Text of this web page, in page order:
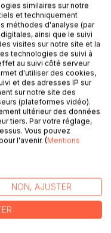
à la défaite de
est
les prussiens
le siège. C'est
va se trouver
de la bande
scrupules et ayant
Un duel au
Taupier,
réussit à escamoter la
conséquence, trouve
similaires sur notre
et techniquement
méthodes d'analyse (par
ainsi que le suivi
visites sur notre site et la
technologies de suivi à
au suivi côté serveur
d'utiliser des cookies,
et des adresses IP sur
sur notre site des
(plateformes vidéo).
ultérieur des données
tiers. Par votre réglage,
Vous pouvez
l'avenir. (Mentions
NON, AJUSTER